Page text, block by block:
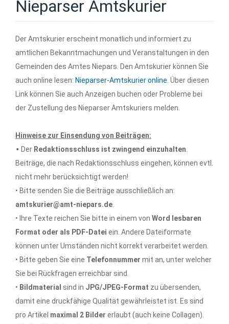
Nieparser Amtskurier
Der Amtskurier erscheint monatlich und informiert zu
amtlichen Bekanntmachungen und Veranstaltungen in den
Gemeinden des Amtes Niepars. Den Amtskurier können Sie
auch online lesen: Nieparser-Amtskurier online. Über diesen
Link können Sie auch Anzeigen buchen oder Probleme bei
der Zustellung des Nieparser Amtskuriers melden.
Hinweise zur Einsendung von Beiträgen:
• Der Redaktionsschluss ist zwingend einzuhalten.
Beiträge, die nach Redaktionsschluss eingehen, können evtl.
nicht mehr berücksichtigt werden!
• Bitte senden Sie die Beiträge ausschließlich an:
amtskurier@amt-niepars.de.
• Ihre Texte reichen Sie bitte in einem von Word lesbaren
Format oder als PDF-Datei ein. Andere Dateiformate
können unter Umständen nicht korrekt verarbeitet werden.
• Bitte geben Sie eine Telefonnummer mit an, unter welcher
Sie bei Rückfragen erreichbar sind.
• Bildmaterial sind in JPG/JPEG-Format zu übersenden,
damit eine druckfähige Qualität gewährleistet ist. Es sind
pro Artikel maximal 2 Bilder erlaubt (auch keine Collagen).